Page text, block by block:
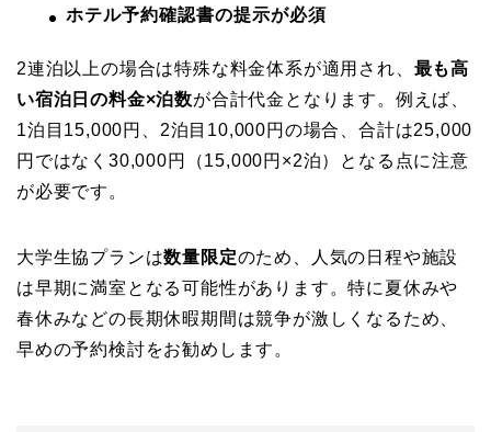
ホテル予約確認書の提示が必須
2連泊以上の場合は特殊な料金体系が適用され、 最も高
い宿泊日の料金×泊数が合計代金となります。例えば、
1泊目15,000円、2泊目10,000円の場合、合計は25,000
円ではなく30,000円（15,000円×2泊）となる点に注意
が必要です。
大学生協プランは数量限定のため、人気の日程や施設
は早期に満室となる可能性があります。特に夏休みや
春休みなどの長期休暇期間は競争が激しくなるため、
早めの予約検討をお勧めします。